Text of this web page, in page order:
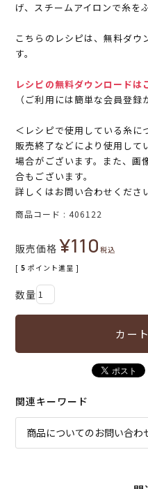
げ、スチームアイロンで糸を
こちらのレシピは、無料ダウ
す。
レシピの無料ダウンロード
（ご利用には簡単な会員登録
＜レシピで使用している糸に
販売終了などにより使用して
場合がございます。また、画
合もございます。
詳しくはお問い合わせくださ
商品コード 406122
販売価格 ¥110税込
[ 5 ポイント進呈 ]
カー
関連キーワード
商品についてのお問い合わ